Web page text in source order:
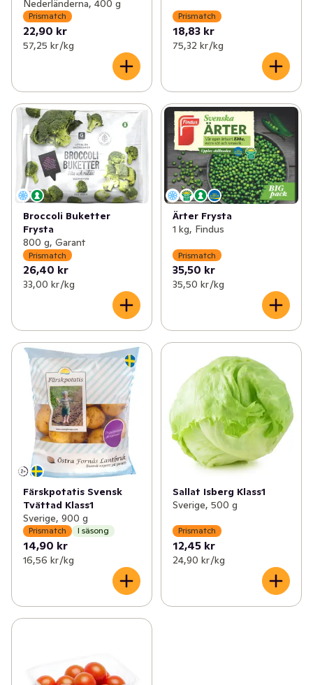
Nederländerna, 400 g
Prismatch
22,90 kr
57,25 kr /kg
Prismatch
18,83 kr
75,32 kr /kg
Broccoli Buketter
Frysta
800 g, Garant
Prismatch
26,40 kr
33,00 kr /kg
Ärter Frysta
1 kg, Findus
Prismatch
35,50 kr
35,50 kr /kg
Färskpotatis Svensk
Tvättad Klass1
Sverige, 900 g
Prismatch I säsong
14,90 kr
16,56 kr /kg
Sallat Isberg Klass1
Sverige, 500 g
Prismatch
12,45 kr
24,90 kr /kg